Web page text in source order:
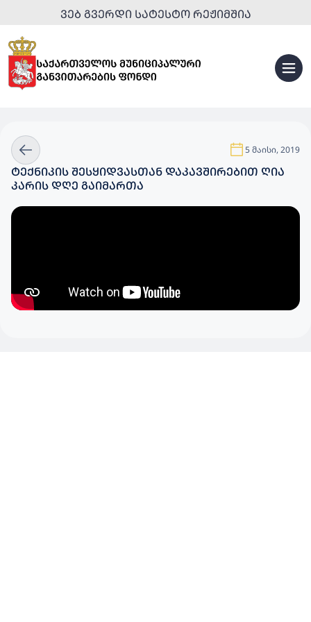
ᲕᲔᲑ ᲒᲕᲔᲠᲓᲘ ᲡᲐᲢᲔᲡᲢᲝ ᲠᲔᲟᲘᲛᲨᲘᲐ
5 მაისი, 2019
ᲢᲔᲥᲜᲘᲙᲘᲡ ᲨᲔᲡᲧᲘᲓᲕᲐᲡᲗᲐᲜ ᲓᲐᲙᲐᲕᲨᲘᲠᲔᲑᲘᲗ ᲦᲘᲐ
ᲙᲐᲠᲘᲡ ᲓᲦᲔ ᲒᲐᲘᲛᲐᲠᲗᲐ